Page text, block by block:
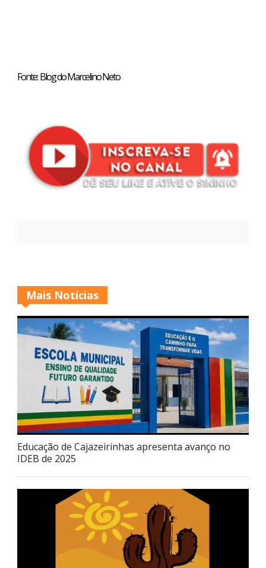
Fonte: Blog do Marcelino Neto
Mais Notícias
Educação de Cajazeirinhas apresenta avanço no
IDEB de 2025